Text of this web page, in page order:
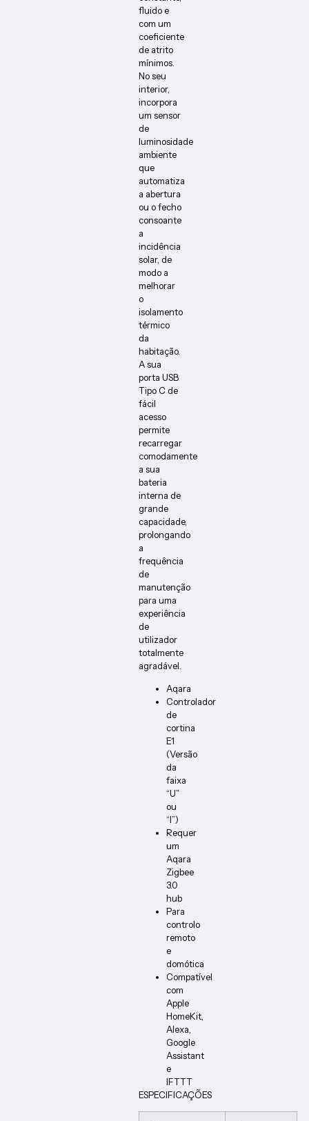
fluido e
com um
coeficiente
de atrito
mínimos.
No seu
interior,
incorpora
um sensor
de
luminosidade
ambiente
que
automatiza
a abertura
ou o fecho
consoante
a
incidência
solar, de
modo a
melhorar
o
isolamento
térmico
da
habitação.
A sua
porta USB
Tipo C de
fácil
acesso
permite
recarregar
comodamente
a sua
bateria
interna de
grande
capacidade,
prolongando
a
frequência
de
manutenção
para uma
experiência
de
utilizador
totalmente
agradável.
Aqara
Controlador
de
cortina
E1
(Versão
da
faixa
“U”
ou
“I”)
Requer
um
Aqara
Zigbee
3.0
hub
Para
controlo
remoto
e
domótica
Compatível
com
Apple
HomeKit,
Alexa,
Google
Assistant
e
IFTTT
ESPECIFICAÇÕES